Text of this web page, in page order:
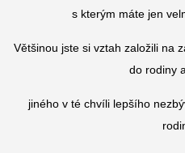
s kterým máte jen
Většinou jste si vztah založili na
do rodiny
jiného v té chvíli lepšího